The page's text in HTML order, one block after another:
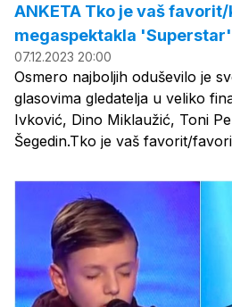
ANKETA Tko je vaš
megaspektakla
07.12.2023 20:00
Osmero najboljih oduševilo je
glasovima gledatelja u veliko
Ivković, Dino Miklaužić, Toni
Šegedin.Tko je vaš favorit/